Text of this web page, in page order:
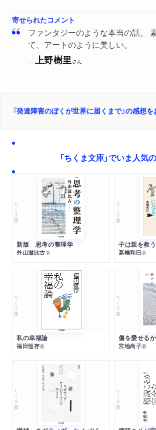
心身一如 ／外胚葉 ／ケシザルは芸能界向
ちょくチビってる ／理想は全裸 ／百年の
虫だったりキツネだったり ／グルテンフリ
つぐんの男 ／ナッツ王子
んインタビュー】前編」
2025/09/23
ダ・ヴィンチwebで紹介されました。「国際的
寄せられたコメント
ファンタジーのような本当の話。
て、アートのように美しい。
──上野樹里さん
『発達障害のぼくが世界に届くまで』の感想を
「ちくま文庫」でいま人気
ちくま文庫
新版 思考の整理学
外山滋比古著
ちくま文庫
高橋和巳著
ちくま文庫
私の幸福論
福田恆存著
ちくま文庫
傷を愛せる
宮地尚子著
ちくま文庫 ちくま文庫